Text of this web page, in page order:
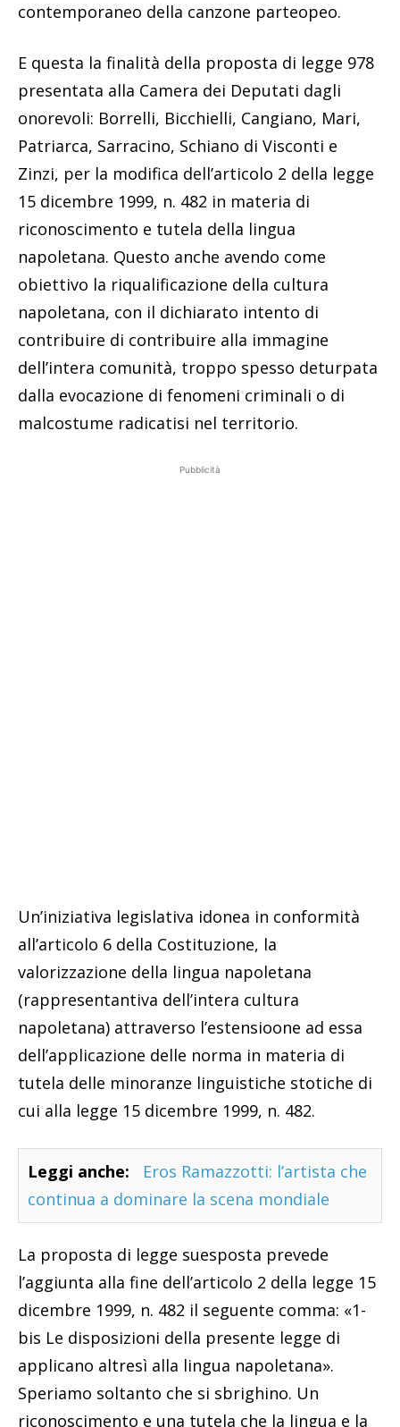
contemporaneo della canzone parteopeo.
E questa la finalità della proposta di legge 978
presentata alla Camera dei Deputati dagli
onorevoli: Borrelli, Bicchielli, Cangiano, Mari,
Patriarca, Sarracino, Schiano di Visconti e
Zinzi, per la modifica dell’articolo 2 della legge
15 dicembre 1999, n. 482 in materia di
riconoscimento e tutela della lingua
napoletana. Questo anche avendo come
obiettivo la riqualificazione della cultura
napoletana, con il dichiarato intento di
contribuire di contribuire alla immagine
dell’intera comunità, troppo spesso deturpata
dalla evocazione di fenomeni criminali o di
malcostume radicatisi nel territorio.
Pubblicità
Un’iniziativa legislativa idonea in conformità
all’articolo 6 della Costituzione, la
valorizzazione della lingua napoletana
(rappresentantiva dell’intera cultura
napoletana) attraverso l’estensioone ad essa
dell’applicazione delle norma in materia di
tutela delle minoranze linguistiche stotiche di
cui alla legge 15 dicembre 1999, n. 482.
Leggi anche:
Eros Ramazzotti: l’artista che
continua a dominare la scena mondiale
La proposta di legge suesposta prevede
l’aggiunta alla fine dell’articolo 2 della legge 15
dicembre 1999, n. 482 il seguente comma: «1-
bis Le disposizioni della presente legge di
applicano altresì alla lingua napoletana».
Speriamo soltanto che si sbrighino. Un
riconoscimento e una tutela che la lingua e la